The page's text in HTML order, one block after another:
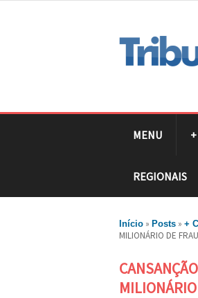
MENU
REGIONAIS
Início » Posts » +
MILIONÁRIO DE